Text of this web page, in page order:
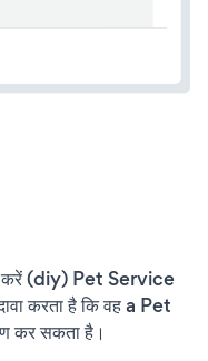
करें (diy) Pet Service
करता है कि वह a Pet
कर सकता है।